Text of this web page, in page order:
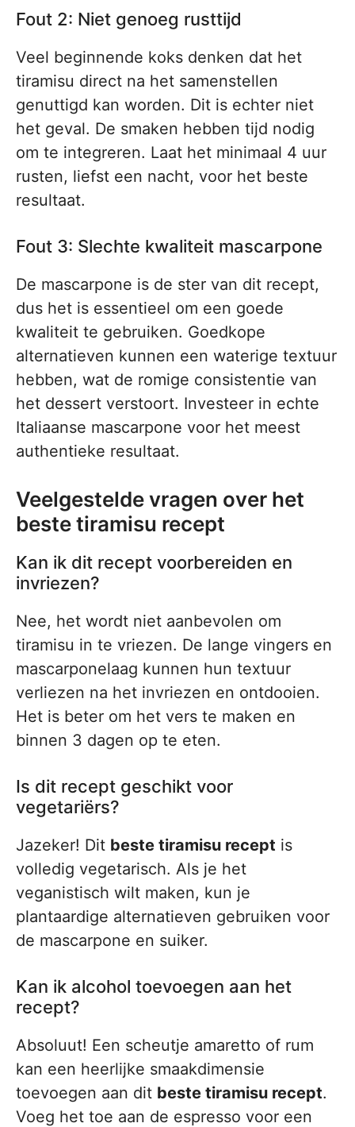
Fout 2: Niet genoeg rusttijd
Veel beginnende koks denken dat het
tiramisu direct na het samenstellen
genuttigd kan worden. Dit is echter niet
het geval. De smaken hebben tijd nodig
om te integreren. Laat het minimaal 4 uur
rusten, liefst een nacht, voor het beste
resultaat.
Fout 3: Slechte kwaliteit mascarpone
De mascarpone is de ster van dit recept,
dus het is essentieel om een goede
kwaliteit te gebruiken. Goedkope
alternatieven kunnen een waterige textuur
hebben, wat de romige consistentie van
het dessert verstoort. Investeer in echte
Italiaanse mascarpone voor het meest
authentieke resultaat.
Veelgestelde vragen over het
beste tiramisu recept
Kan ik dit recept voorbereiden en
invriezen?
Nee, het wordt niet aanbevolen om
tiramisu in te vriezen. De lange vingers en
mascarponelaag kunnen hun textuur
verliezen na het invriezen en ontdooien.
Het is beter om het vers te maken en
binnen 3 dagen op te eten.
Is dit recept geschikt voor
vegetariërs?
Jazeker! Dit beste tiramisu recept is
volledig vegetarisch. Als je het
veganistisch wilt maken, kun je
plantaardige alternatieven gebruiken voor
de mascarpone en suiker.
Kan ik alcohol toevoegen aan het
recept?
Absoluut! Een scheutje amaretto of rum
kan een heerlijke smaakdimensie
toevoegen aan dit beste tiramisu recept.
Voeg het toe aan de espresso voor een